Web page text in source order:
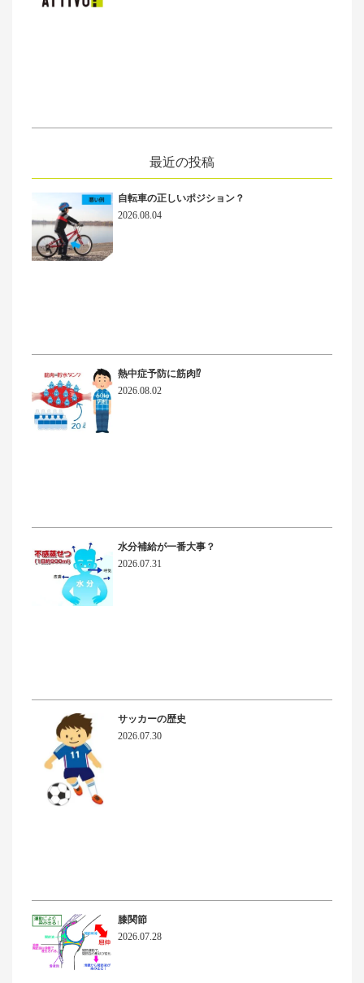
最近の投稿
自転車の正しいポジション？
2026.08.04
熱中症予防に筋肉⁉
2026.08.02
水分補給が一番大事？
2026.07.31
サッカーの歴史
2026.07.30
膝関節
2026.07.28